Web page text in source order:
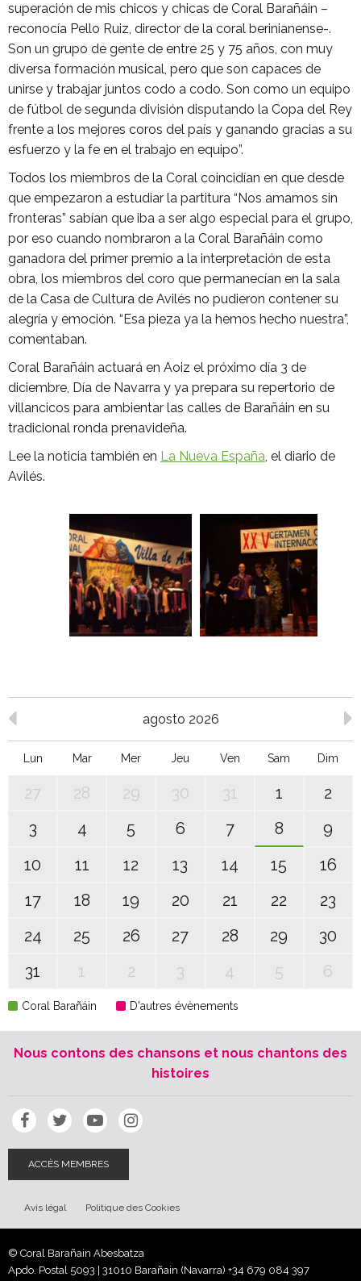
superación de mis chicos y chicas de Coral Barañáin –
reconocía Pello Ruiz, director de la coral berinianense-.
Son un grupo de gente de entre 25 y 75 años, con muy
diversa formación musical, pero que son capaces de
unirse y trabajar juntos codo a codo. Son como un equipo
de fútbol de segunda división disputando la Copa del Rey
frente a los mejores coros del país y ganando gracias a su
esfuerzo y la fe en el trabajo en equipo”.
Todos los miembros de la Coral coincidían en que desde
que empezaron a estudiar la partitura “Nos amamos sin
fronteras” sabían que iba a ser algo especial para el grupo,
por eso cuando nombraron a la Coral Barañáin como
ganadora del primer premio a la interpretación de esta
obra, los miembros del coro que permanecían en la sala
de la Casa de Cultura de Avilés no pudieron contener su
alegría y emoción. “Esa pieza ya la hemos hecho nuestra”,
comentaban.
Coral Barañáin actuará en Aoiz el próximo día 3 de
diciembre, Día de Navarra y ya prepara su repertorio de
villancicos para ambientar las calles de Barañáin en su
tradicional ronda prenavideña.
Lee la noticia también en La Nueva España, el diario de
Avilés.
agosto 2026
Lun Mar Mer Jeu Ven Sam Dim
27 28 29 30 31 1
2
3
4 5 6 7 8
9
10
11 12 13 14 15
16
17
18 19 20 21 22
23
24
25 26 27 28 29
30
31
1 2 3 4 5 6
Coral Barañáin D'autres évènements
Nous contons des chansons et nous chantons des
histoires
ACCÈS MEMBRES
Avis légal Politique des Cookies
© Coral Barañain Abesbatza
Apdo. Postal 5093 | 31010 Barañain (Navarra) +34 679 084 397